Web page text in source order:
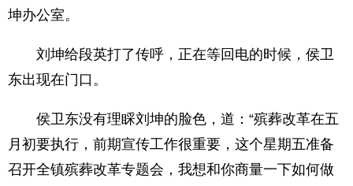
坤办公室。
刘坤给段英打了传呼，正在等回电的时候，侯卫
东出现在门口。
侯卫东没有理睬刘坤的脸色，道：“殡葬改革在五
月初要执行，前期宣传工作很重要，这个星期五准备
召开全镇殡葬改革专题会，我想和你商量一下如何做